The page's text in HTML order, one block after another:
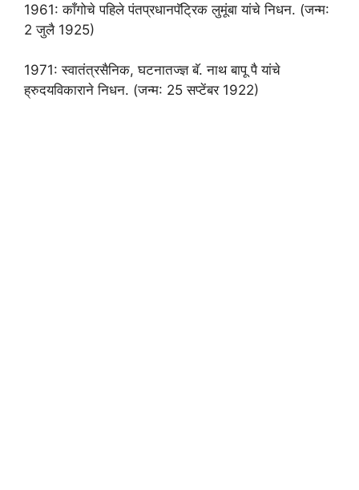
1961: काँगोचे पहिले पंतप्रधानपॅट्रिक लुमूंबा यांचे निधन. (जन्म:
2 जुलै 1925)
1971: स्वातंत्रसैनिक, घटनातज्ज्ञ बॅ. नाथ बापू पै यांचे
ह्रुदयविकाराने निधन. (जन्म: 25 सप्टेंबर 1922)